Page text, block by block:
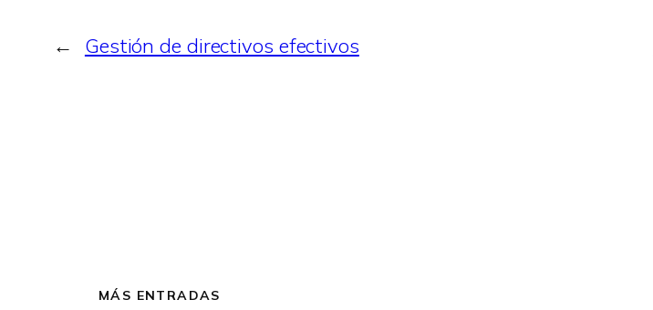
← Gestión de directivos efectivos
MÁS ENTRADAS